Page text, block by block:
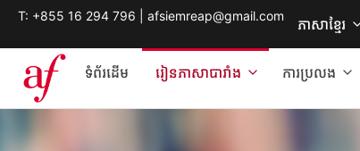
T: +855 16 294 796 | afsiemreap@gmail.com ភាសាខ្មែរ
ទំព័រដើម រៀនភាសាបារាំង ការប្រលង